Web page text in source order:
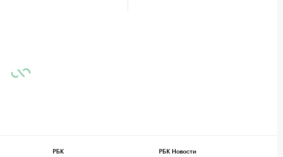
РБК РБК Новости